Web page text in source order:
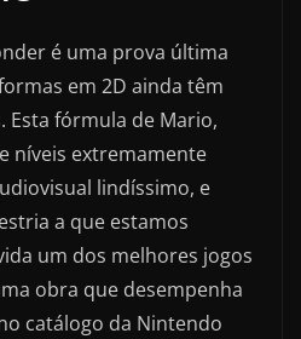
é uma prova última
em 2D ainda têm
Esta fórmula de Mario,
níveis extremamente
lindíssimo, e
a que estamos
um dos melhores jogos
obra que desempenha
catálogo da Nintendo